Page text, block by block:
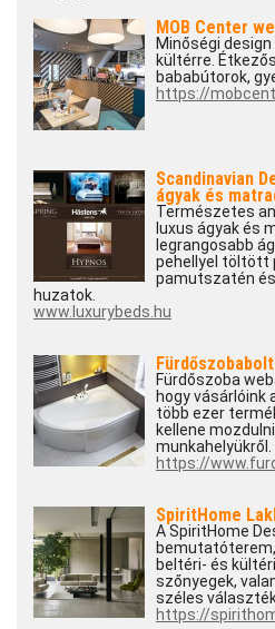
MOB Center
Minőségi
kültérre.
bababútorok,
https://
Scandinavian
ágyak és
Természetes
luxus ágyak és
legrangosabb
pehellyel töltött
pamutszatén
huzatok.
www.luxurybeds.hu
Fürdőszoba
hogy vásárlóink
több ezer
kellene
munkahelyükről.
https://
SpiritHome
A SpiritHome
beltéri- és
szőnyegek,
széles
https://